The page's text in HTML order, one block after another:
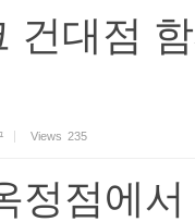
대점 함
Views 235
정점에